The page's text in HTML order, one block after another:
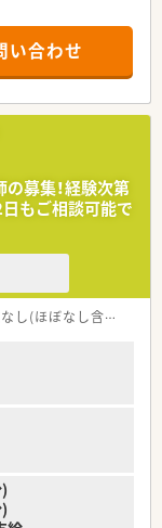
時2～3名体制で調
あり組織体制強化
つ薬剤師の方の応
ンを大切にしたい
開しており、地域
季節のディスプレ
までが想定される
休暇や年次有給休
い合わせ
募集！経験次第
もご相談可能で
し(ほぼなし含む)